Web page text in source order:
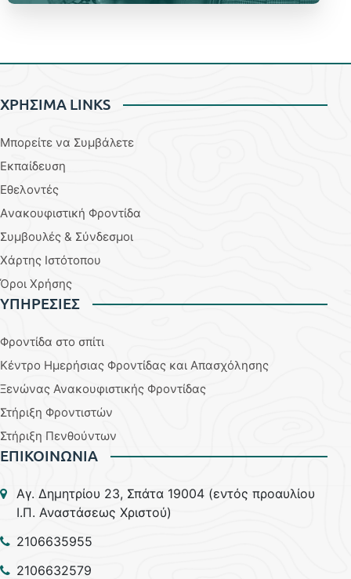
ΧΡΗΣΙΜΑ LINKS
Μπορείτε να Συμβάλετε
Εκπαίδευση
Εθελοντές
Aνακουφιστική Φροντίδα
Συμβουλές & Σύνδεσμοι
Χάρτης Ιστότοπου
Όροι Χρήσης
YΠΗΡΕΣΙΕΣ
Φροντίδα στο σπίτι
Κέντρο Ημερήσιας Φροντίδας και Απασχόλησης
Ξενώνας Ανακουφιστικής Φροντίδας
Στήριξη Φροντιστών
Στήριξη Πενθούντων
ΕΠΙΚΟΙΝΩΝΙΑ
Aγ. Δημητρίου 23, Σπάτα 19004 (εντός προαυλίου
Ι.Π. Αναστάσεως Χριστού)
2106635955
2106632579